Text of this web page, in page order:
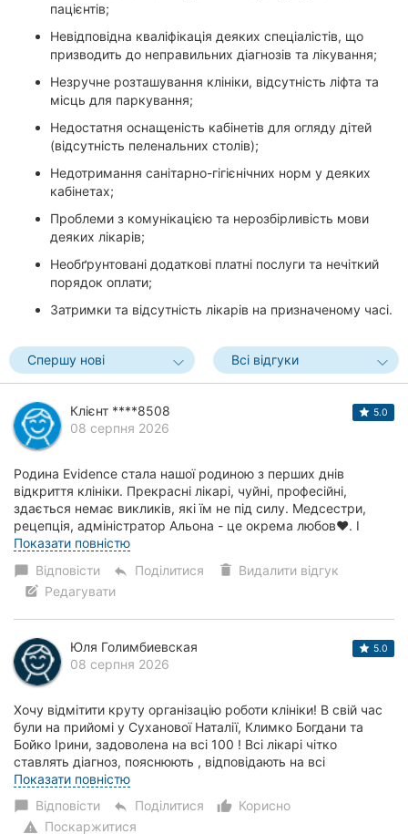
пацієнтів;
Невідповідна кваліфікація деяких спеціалістів, що
призводить до неправильних діагнозів та лікування;
Незручне розташування клініки, відсутність ліфта та
місць для паркування;
Недостатня оснащеність кабінетів для огляду дітей
(відсутність пеленальних столів);
Недотримання санітарно-гігієнічних норм у деяких
кабінетах;
Проблеми з комунікацією та нерозбірливість мови
деяких лікарів;
Необґрунтовані додаткові платні послуги та нечіткий
порядок оплати;
Затримки та відсутність лікарів на призначеному часі.
Спершу нові Всі відгуки
Клієнт ****8508
08 серпня 2026
5.0
Родина Evidence стала нашої родиною з перших днів
відкриття клініки. Прекрасні лікарі, чуйні, професійні,
здається немає викликів, які їм не під силу. Медсестри,
рецепція, адміністратор Альона - це окрема любов❤️. І
окреме місце в нашому серці займає...
Показати повністю
chat_bubble Відповісти reply Поділитися
Видалити відгук
Редагувати
Юля Голимбиевская
08 серпня 2026
5.0
Хочу відмітити круту організацію роботи клініки! В свій час
були на прийомі у Суханової Наталії, Климко Богдани та
Бойко Ірини, задоволена на всі 100 ! Всі лікарі чітко
ставлять діагноз, пояснюють , відповідають на всі
поставленні питання , гарне від...
Показати повністю
chat_bubble Відповісти reply Поділитися thumb_up_alt
Корисно
warning Поскаржитися